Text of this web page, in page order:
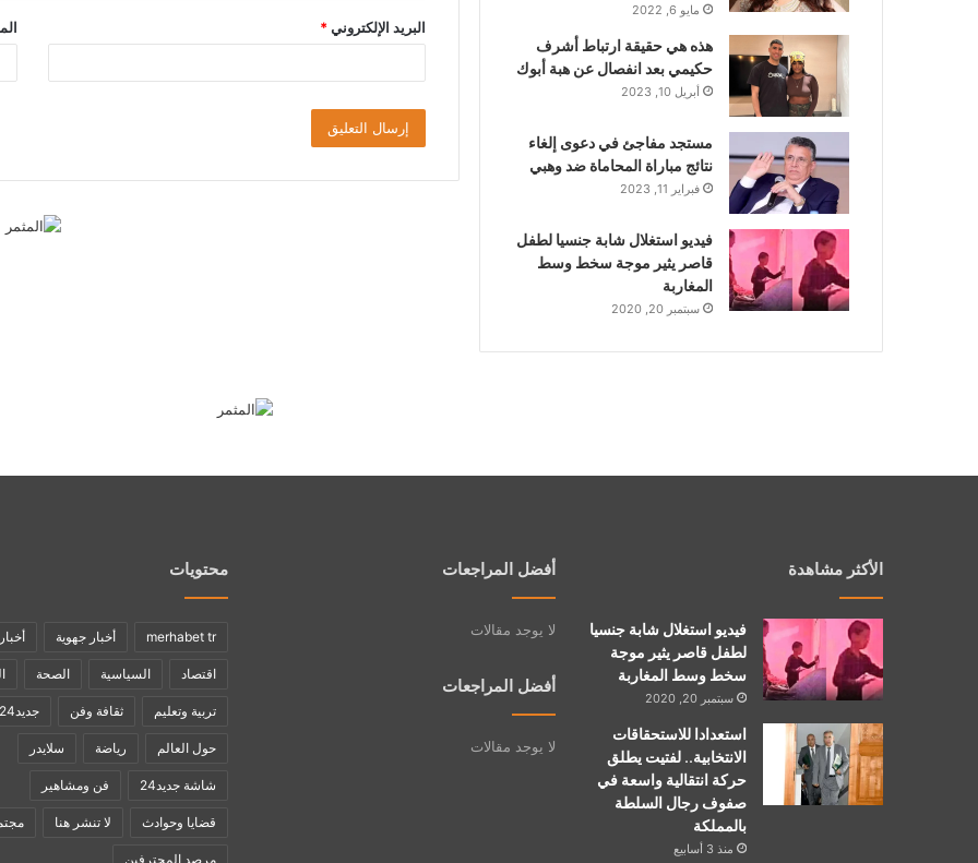
البريد الإلكتروني*
مايو 6, 2022
هذه هي حقيقة ارتباط أشرف
حكيمي بعد انفصال عن هبة أبوك
أبريل 10, 2023
مستجد مفاجئ في دعوى إلغاء
نتائج مباراة المحاماة ضد وهبي
فبراير 11, 2023
فيديو استغلال شابة جنسيا لطفل
قاصر يثير موجة سخط وسط
المغاربة
سبتمبر 20, 2020
الأكثر مشاهدة
فيديو استغلال شابة جنسيا
لطفل قاصر يثير موجة
سخط وسط المغاربة
سبتمبر 20, 2020
استعدادا للاستحقاقات
الانتخابية.. لفتيت يطلق
حركة انتقالية واسعة في
صفوف رجال السلطة
بالمملكة
منذ 3 أسابيع
أفضل المراجعات
لا يوجد مقالات
أفضل المراجعات
لا يوجد مقالات
محتويات
merhabet tr أخبار جهوية
اقتصاد السياسية الصحة
تربية وتعليم ثقافة وفن جديد24
حول العالم رياضة سلايدر
شاشة جديد24 فن ومشاهير
قضايا وحوادث لا تنشر هنا
مرصد المحترفين